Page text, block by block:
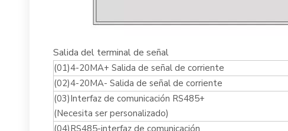
Salida del terminal de señal
(01)4-20MA+ Salida de señal de corriente
(02)4-20MA- Salida de señal de corriente
(03)Interfaz de comunicación RS485+
(Necesita ser personalizado)